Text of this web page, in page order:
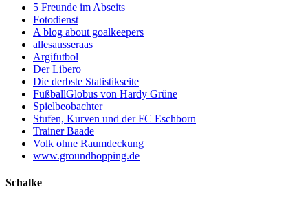
5 Freunde im Abseits
Fotodienst
A blog about goalkeepers
allesausseraas
Argifutbol
Der Libero
Die derbste Statistikseite
FußballGlobus von Hardy Grüne
Spielbeobachter
Stufen, Kurven und der FC Eschborn
Trainer Baade
Volk ohne Raumdeckung
www.groundhopping.de
Schalke